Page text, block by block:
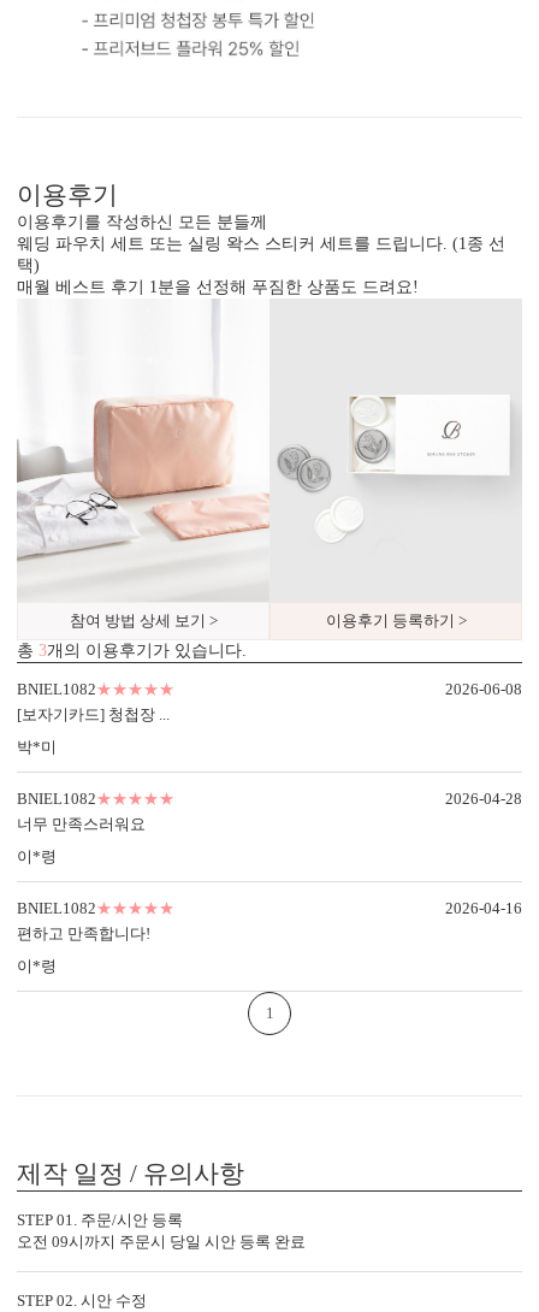
기본 주소형, 디자인형, 문구 인쇄 등 다양한 편집을 제공합니다.
실용성과 감성을 모두 담으세요.
디자인형
수 있습니다.
BNIEL1082의 제작 공정
특별한 당신과의 만남을 준비하는
이용후기
이용후기를 작성하신 모든 분들께
웨딩 파우치 세트 또는 실링 왁스 스티커 세트를 드립니다. (1종 선
택)
매월 베스트 후기 1분을 선정해 푸짐한 상품도 드려요!
참여 방법 상세 보기 >
이용후기 등록하기 >
총 3개의 이용후기가 있습니다.
BNIEL1082★★★★★
[보자기카드] 청첩장 ...
박*미
2026-06-08
BNIEL1082★★★★★
너무 만족스러워요
이*령
2026-04-28
BNIEL1082★★★★★
편하고 만족합니다!
이*령
2026-04-16
1
제작 일정 / 유의사항
STEP 01. 주문/시안 등록
오전 09시까지 주문시 당일 시안 등록 완료
STEP 02. 시안 수정